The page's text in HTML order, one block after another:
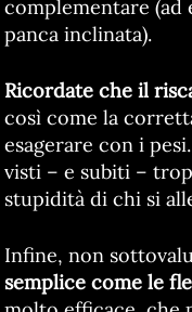
complementare (ad
panca inclinata).
Ricordate che il
così come la
esagerare con i
visti – e subiti –
stupidità di chi si
Infine, non
semplice come le